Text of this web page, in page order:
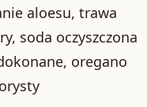
aloesu, trawa
soda oczyszczona
oregano